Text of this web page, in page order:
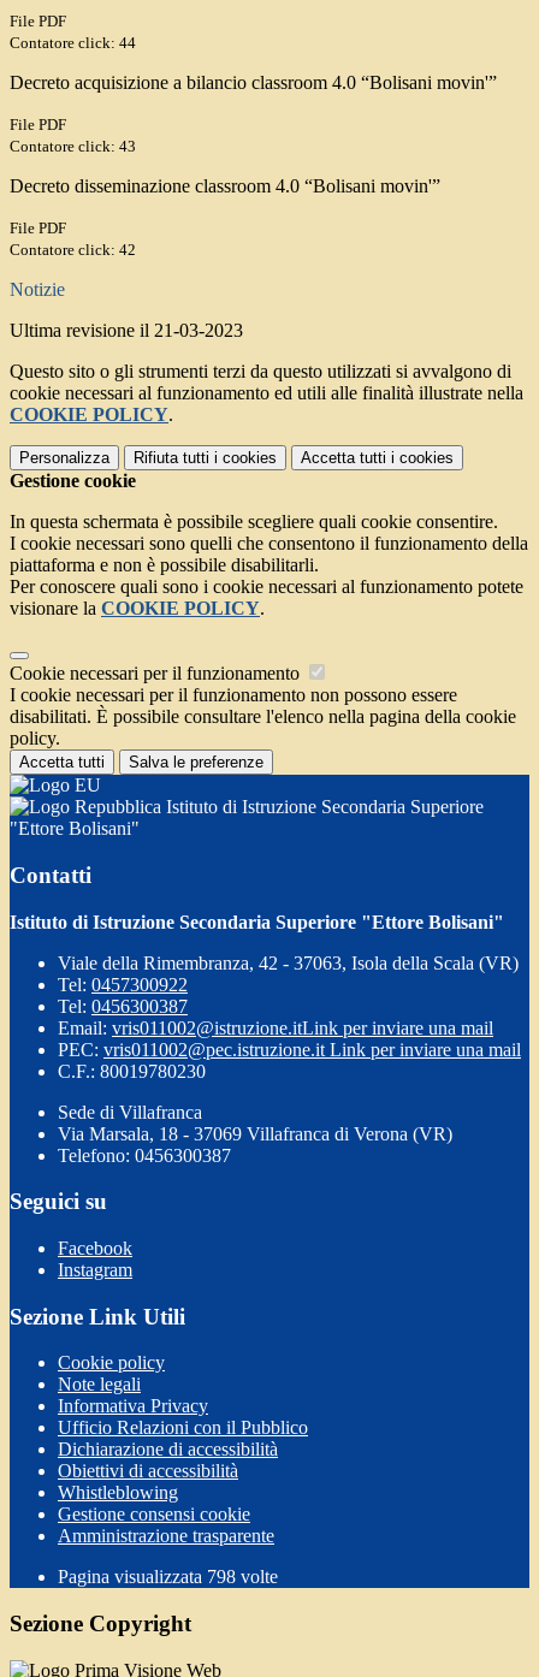
File PDF
Contatore click: 44
Decreto acquisizione a bilancio classroom 4.0 “Bolisani movin'”
File PDF
Contatore click: 43
Decreto disseminazione classroom 4.0 “Bolisani movin'”
File PDF
Contatore click: 42
Notizie
Ultima revisione il 21-03-2023
Questo sito o gli strumenti terzi da questo utilizzati si avvalgono di
cookie necessari al funzionamento ed utili alle finalità illustrate nella
COOKIE POLICY.
Personalizza Rifiuta tutti i cookies Accetta tutti i cookies
Gestione cookie
In questa schermata è possibile scegliere quali cookie consentire.
I cookie necessari sono quelli che consentono il funzionamento della
piattaforma e non è possibile disabilitarli.
Per conoscere quali sono i cookie necessari al funzionamento potete
visionare la COOKIE POLICY.
Cookie necessari per il funzionamento
I cookie necessari per il funzionamento non possono essere
disabilitati. È possibile consultare l'elenco nella pagina della cookie
policy.
Accetta tutti Salva le preferenze
Istituto di Istruzione Secondaria Superiore
"Ettore Bolisani"
Contatti
Istituto di Istruzione Secondaria Superiore "Ettore Bolisani"
Viale della Rimembranza, 42 - 37063, Isola della Scala (VR)
Tel: 0457300922
Tel: 0456300387
Email: vris011002@istruzione.itLink per inviare una mail
PEC: vris011002@pec.istruzione.it Link per inviare una mail
C.F.: 80019780230
Sede di Villafranca
Via Marsala, 18 - 37069 Villafranca di Verona (VR)
Telefono: 0456300387
Seguici su
Facebook
Instagram
Sezione Link Utili
Cookie policy
Note legali
Informativa Privacy
Ufficio Relazioni con il Pubblico
Dichiarazione di accessibilità
Obiettivi di accessibilità
Whistleblowing
Gestione consensi cookie
Amministrazione trasparente
Pagina visualizzata 798 volte
Sezione Copyright